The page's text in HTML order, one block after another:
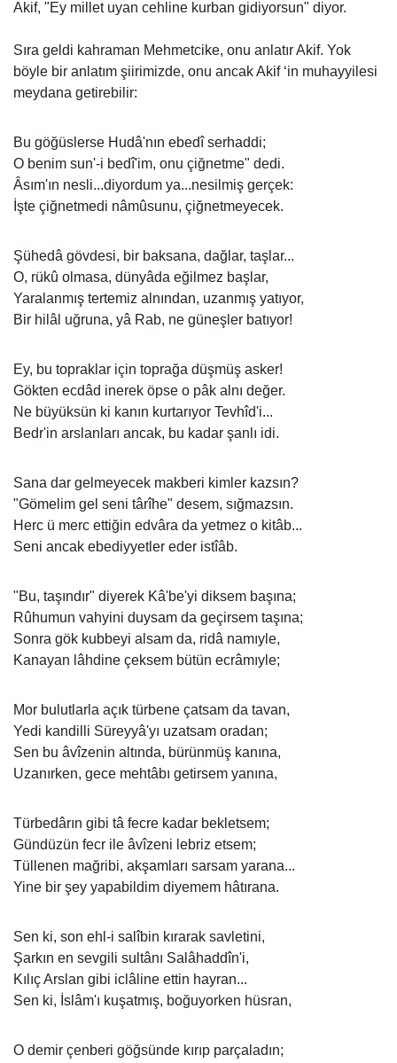
Akif, "Ey millet uyan cehline kurban gidiyorsun" diyor.
Sıra geldi kahraman Mehmetcike, onu anlatır Akif. Yok
böyle bir anlatım şiirimizde, onu ancak Akif ‘in muhayyilesi
meydana getirebilir:
Bu göğüslerse Hudâ'nın ebedî serhaddi;
O benim sun'-i bedî'im, onu çiğnetme" dedi.
Âsım'ın nesli...diyordum ya...nesilmiş gerçek:
İşte çiğnetmedi nâmûsunu, çiğnetmeyecek.
Şühedâ gövdesi, bir baksana, dağlar, taşlar...
O, rükû olmasa, dünyâda eğilmez başlar,
Yaralanmış tertemiz alnından, uzanmış yatıyor,
Bir hilâl uğruna, yâ Rab, ne güneşler batıyor!
Ey, bu topraklar için toprağa düşmüş asker!
Gökten ecdâd inerek öpse o pâk alnı değer.
Ne büyüksün ki kanın kurtarıyor Tevhîd'i...
Bedr'in arslanları ancak, bu kadar şanlı idi.
Sana dar gelmeyecek makberi kimler kazsın?
"Gömelim gel seni târîhe" desem, sığmazsın.
Herc ü merc ettiğin edvâra da yetmez o kitâb...
Seni ancak ebediyyetler eder istîâb.
"Bu, taşındır" diyerek Kâ'be'yi diksem başına;
Rûhumun vahyini duysam da geçirsem taşına;
Sonra gök kubbeyi alsam da, ridâ namıyle,
Kanayan lâhdine çeksem bütün ecrâmıyle;
Mor bulutlarla açık türbene çatsam da tavan,
Yedi kandilli Süreyyâ'yı uzatsam oradan;
Sen bu âvîzenin altında, bürünmüş kanına,
Uzanırken, gece mehtâbı getirsem yanına,
Türbedârın gibi tâ fecre kadar bekletsem;
Gündüzün fecr ile âvîzeni lebriz etsem;
Tüllenen mağribi, akşamları sarsam yarana...
Yine bir şey yapabildim diyemem hâtırana.
Sen ki, son ehl-i salîbin kırarak savletini,
Şarkın en sevgili sultânı Salâhaddîn'i,
Kılıç Arslan gibi iclâline ettin hayran...
Sen ki, İslâm'ı kuşatmış, boğuyorken hüsran,
O demir çenberi göğsünde kırıp parçaladın;